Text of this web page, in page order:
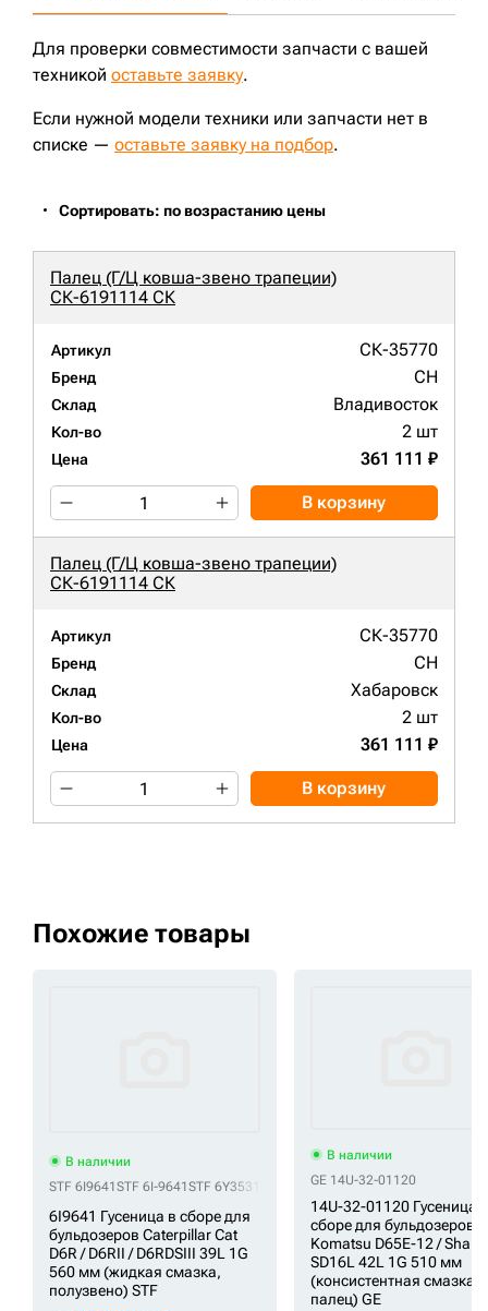
Для проверки совместимости запчасти с вашей
техникой оставьте заявку.
Если нужной модели техники или запчасти нет в
списке — оставьте заявку на подбор.
Сортировать: по возрастанию цены
Палец (Г/Ц ковша-звено трапеции)
СК-6191114 СК
Артикул СК-35770
Бренд CH
Склад Владивосток
Кол-во 2 шт
Цена 361 111 ₽
В корзину
Палец (Г/Ц ковша-звено трапеции)
СК-6191114 СК
Артикул СК-35770
Бренд CH
Склад Хабаровск
Кол-во 2 шт
Цена 361 111 ₽
В корзину
Похожие товары
В наличии
STF 6I9641STF 6I-9641STF 6Y3531 STF 6Y-3531STF CR4811C/39/22
6I9641 Гусеница в сборе для
бульдозеров Caterpillar Cat
D6R / D6RII / D6RDSIII 39L 1G
560 мм (жидкая смазка,
полузвено) STF
В наличии
GE 14U-32-01120
14U-32-01120 Гусеница в
сборе для бульдозеров
Komatsu D65E-12 /
SD16L 42L 1G 510 мм
(консистентная смазка,
палец) GE